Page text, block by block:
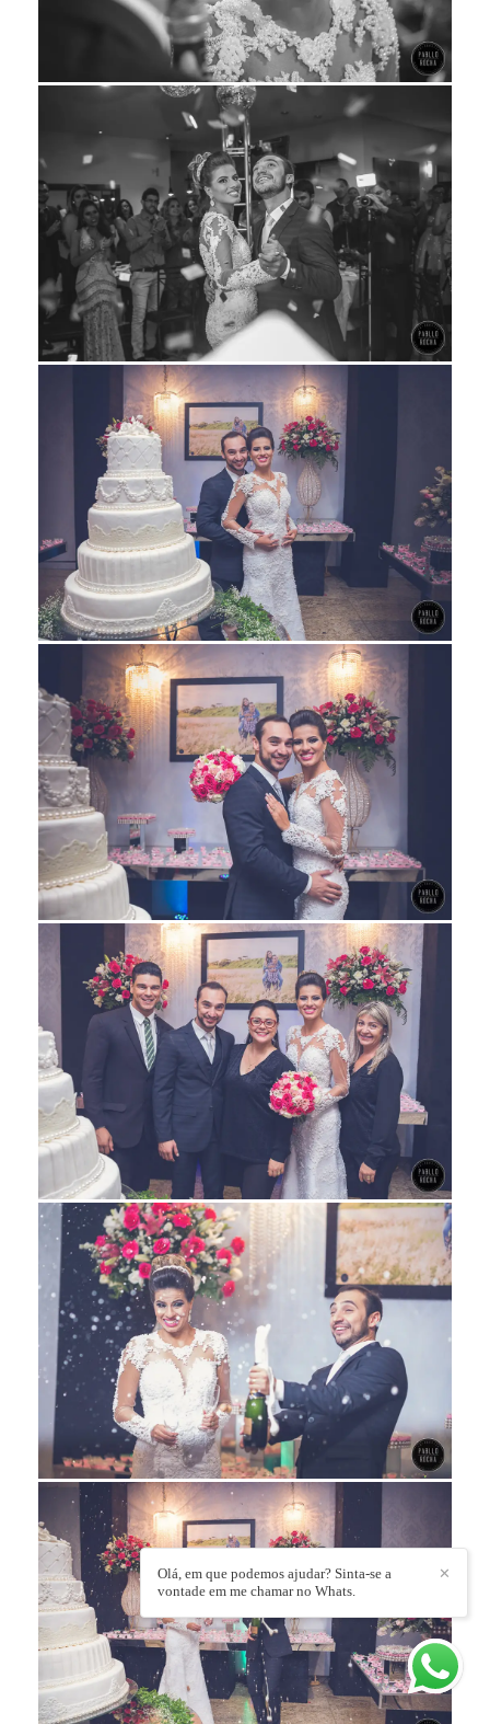
✕
Olá, em que podemos ajudar? Sinta-se a
vontade em me chamar no Whats.